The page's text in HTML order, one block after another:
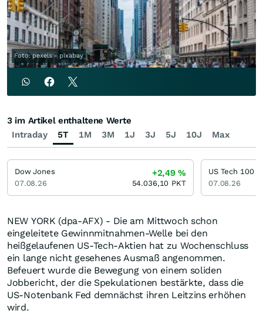
Foto: pexels - pixabay
NEW YORK (dpa-AFX) - Die am Mittwoch schon
eingeleitete Gewinnmitnahmen-Welle bei den
heißgelaufenen US-Tech-Aktien hat zu Wochenschluss
ein lange nicht gesehenes Ausmaß angenommen.
Befeuert wurde die Bewegung von einem soliden
Jobbericht, der die Spekulationen bestärkte, dass die
US-Notenbank Fed demnächst ihren Leitzins erhöhen
wird.
Intraday 5T 1M 3M 1J 3J 5J 10J Max
3 im Artikel enthaltene Werte
Dow Jones
07.08.26
+2,49%
54.036,10 PKT
US Tech 100
07.08.26